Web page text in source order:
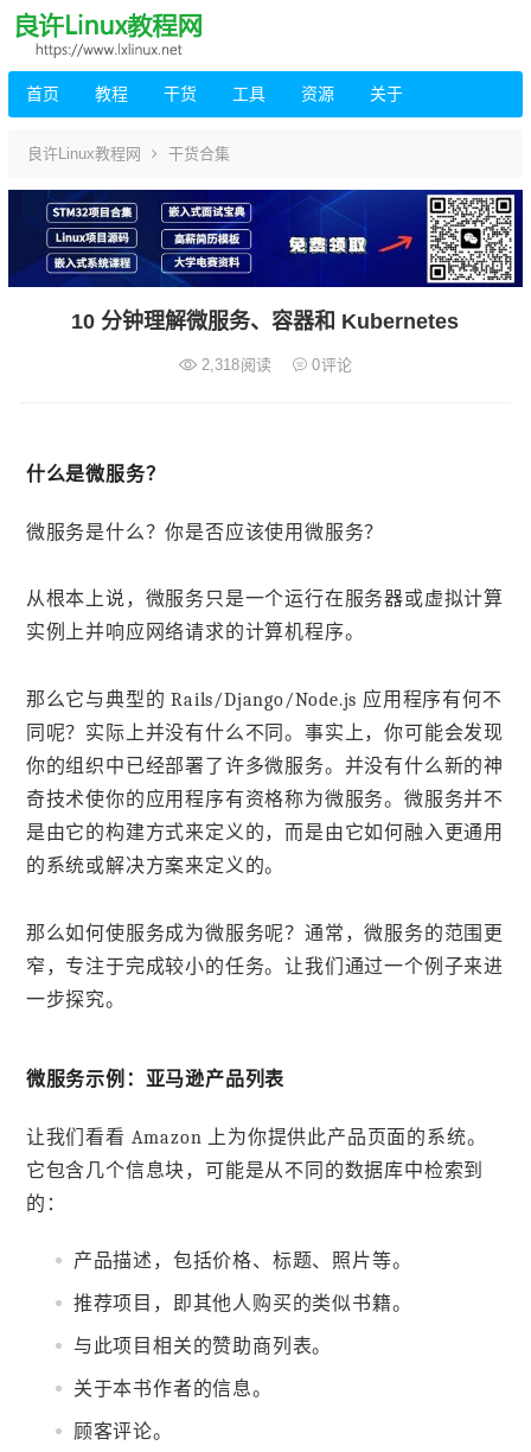
首页 教程 干货 工具 资源 关于
良许Linux教程网 干货合集
10 分钟理解微服务、容器和 Kubernetes
2,318阅读 0评论
什么是微服务？
微服务是什么？你是否应该使用微服务？
从根本上说，微服务只是一个运行在服务器或虚拟计算
实例上并响应网络请求的计算机程序。
那么它与典型的 Rails/Django/Node.js 应用程序有何不
同呢？实际上并没有什么不同。事实上，你可能会发现
你的组织中已经部署了许多微服务。并没有什么新的神
奇技术使你的应用程序有资格称为微服务。微服务并不
是由它的构建方式来定义的，而是由它如何融入更通用
的系统或解决方案来定义的。
那么如何使服务成为微服务呢？通常，微服务的范围更
窄，专注于完成较小的任务。让我们通过一个例子来进
一步探究。
微服务示例：亚马逊产品列表
让我们看看 Amazon 上为你提供此产品页面的系统。
它包含几个信息块，可能是从不同的数据库中检索到
的：
产品描述，包括价格、标题、照片等。
推荐项目，即其他人购买的类似书籍。
与此项目相关的赞助商列表。
关于本书作者的信息。
顾客评论。